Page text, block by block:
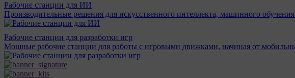
Рабочие станции для ИИ
Производительные решения для искусственного интеллекта, машинного
Рабочие станции для разработки игр
Мощные рабочие станции для работы с игровыми движками, начиная от